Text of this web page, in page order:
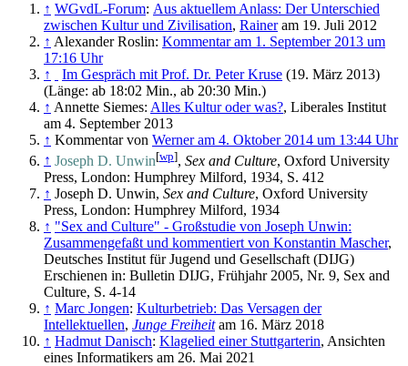
↑ WGvdL-Forum: Aus aktuellem Anlass: Der Unterschied
zwischen Kultur und Zivilisation, Raineram 19. Juli 2012
↑ Alexander Roslin: Kommentar am 1. September 2013 um
17:16 Uhr
↑
Im Gespräch mit Prof. Dr. Peter Kruse (19. März 2013)
(Länge: ab 18:02 Min., ab 20:30 Min.)
↑ Annette Siemes: Alles Kultur oder was?, Liberales Institut
am 4. September 2013
↑ Kommentar von Werner am 4. Oktober 2014 um 13:44 Uhr
↑ Joseph D. Unwin[wp], Sex and Culture, Oxford University
Press, London: Humphrey Milford, 1934, S. 412
↑ Joseph D. Unwin, Sex and Culture, Oxford University
Press, London: Humphrey Milford, 1934
↑ "Sex and Culture" - Großstudie von Joseph Unwin:
Zusammengefaßt und kommentiert von Konstantin Mascher,
Deutsches Institut für Jugend und Gesellschaft (DIJG)
Erschienen in: Bulletin DIJG, Frühjahr 2005, Nr. 9, Sex and
Culture, S. 4-14
↑ Marc Jongen: Kulturbetrieb: Das Versagen der
Intellektuellen, Junge Freiheitam 16. März 2018
↑ Hadmut Danisch: Klagelied einer Stuttgarterin, Ansichten
eines Informatikers am 26. Mai 2021